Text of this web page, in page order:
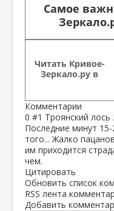
Самое
Читать Кривое-
Зеркало.ру в
Комментарии
0 #1 Троянский лось
Последние минут
того... Жалко
им приходится
чем.
Цитировать
Обновить список
RSS лента
Добавить